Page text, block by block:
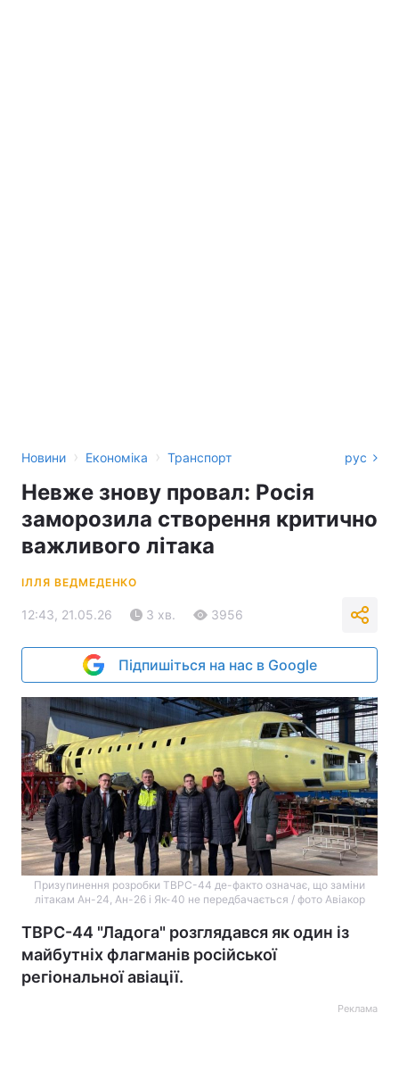
Новини › Економіка › Транспорт рус
Невже знову провал: Росія
заморозила створення критично
важливого літака
ІЛЛЯ ВЕДМЕДЕНКО
12:43, 21.05.26 3 хв. 3956
Підпишіться на нас в Google
Призупинення розробки ТВРС-44 де-факто означає, що заміни
літакам Ан-24, Ан-26 і Як-40 не передбачається / фото Авіакор
ТВРС-44 "Ладога" розглядався як один із
майбутніх флагманів російської
регіональної авіації.
Реклама